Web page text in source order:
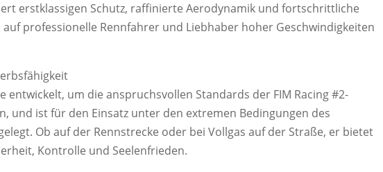
erstklassigen Schutz, raffinierte Aerodynamik und fortschrittliche
auf professionelle Rennfahrer und Liebhaber hoher Geschwindigkeiten
entwickelt, um die anspruchsvollen Standards der FIM Racing #2-
und ist für den Einsatz unter den extremen Bedingungen des
Ob auf der Rennstrecke oder bei Vollgas auf der Straße, er bietet
Kontrolle und Seelenfrieden.